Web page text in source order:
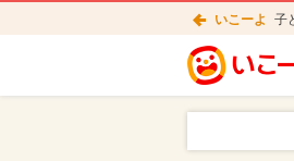
いこーよ 子